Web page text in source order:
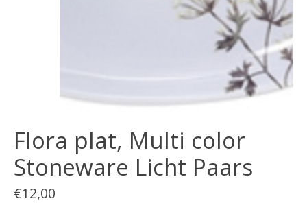
Flora plat, Multi color
Stoneware Licht Paars
€12,00